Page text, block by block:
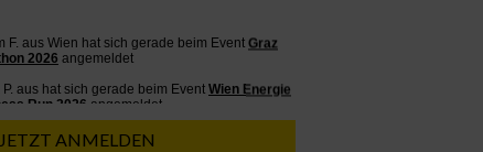
JETZT ANMELDEN